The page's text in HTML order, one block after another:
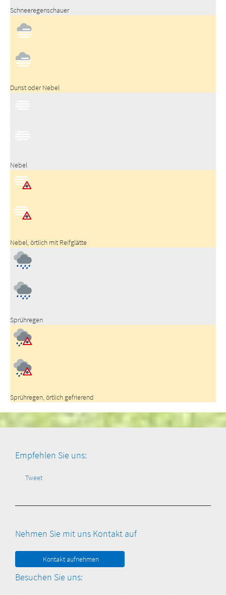
Schneeregenschauer
Dunst oder Nebel
Nebel
Nebel, örtlich mit Reifglätte
Sprühregen
Sprühregen, örtlich gefrierend
Empfehlen Sie uns:
Tweet
Nehmen Sie mit uns Kontakt auf
Kontakt aufnehmen
Besuchen Sie uns: